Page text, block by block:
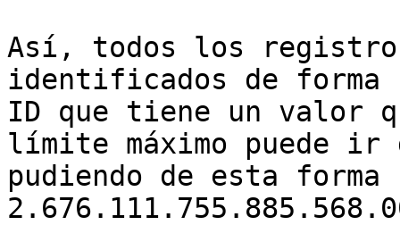
Así, todos los
identificados de forma
ID que tiene un valor
límite máximo puede ir
pudiendo de esta